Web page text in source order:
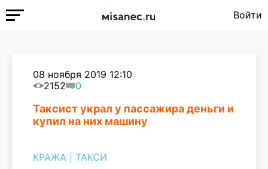
Войти
08 ноября 2019 12:10
2152
0
Таксист украл у пассажира деньги и
купил на них машину
КРАЖА ТАКСИ